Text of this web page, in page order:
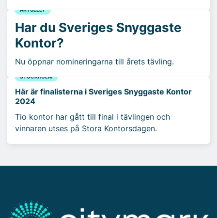
AKTUELLT
Har du Sveriges Snyggaste
Kontor?
Nu öppnar nomineringarna till årets tävling.
STOCKHOLM
Här är finalisterna i Sveriges Snyggaste Kontor
2024
Tio kontor har gått till final i tävlingen och
vinnaren utses på Stora Kontorsdagen.